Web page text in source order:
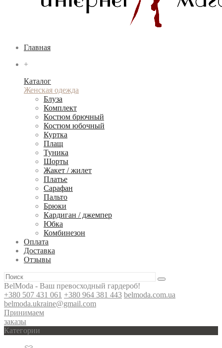
Главная
+
Каталог
Женская одежда
Блуза
Комплект
Костюм брючный
Костюм юбочный
Куртка
Плащ
Туника
Шорты
Жакет / жилет
Платье
Сарафан
Пальто
Брюки
Кардиган / джемпер
Юбка
Комбинезон
Оплата
Доставка
Отзывы
BelModa - Ваш превосходный гардероб!
+380 507 431 061 +380 964 381 443 belmoda.com.ua
belmoda.ukraine@gmail.com
Принимаем
заказы
Категории